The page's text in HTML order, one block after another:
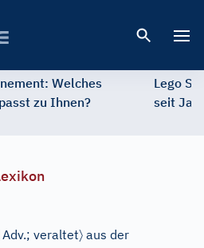
Welches
zu Ihnen?
Lego
seit
Adv.; veraltet〉 aus der